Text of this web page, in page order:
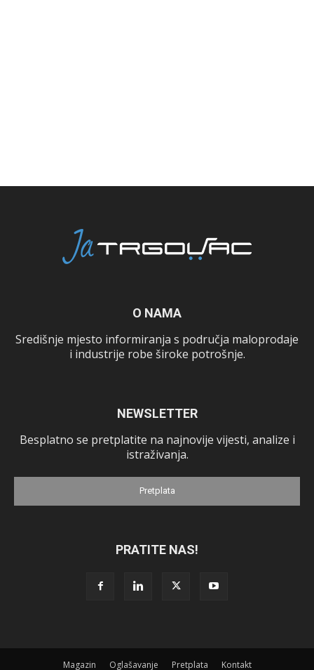
O NAMA
Središnje mjesto informiranja s područja maloprodaje
i industrije robe široke potrošnje.
NEWSLETTER
Besplatno se pretplatite na najnovije vijesti, analize i
istraživanja.
Pretplata
PRATITE NAS!
Magazin Oglašavanje Pretplata Kontakt